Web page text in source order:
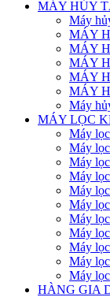
MÁY HỦY
Máy
MÁY
MÁY
MÁY
MÁY
MÁY
Máy
MÁY LỌC
Máy
Máy
Máy
Máy
Máy
Máy
Máy
Máy
Máy
Máy
Máy
HÀNG GIA